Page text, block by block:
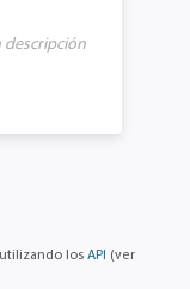
descripción
los API (ver